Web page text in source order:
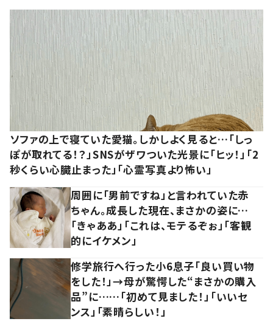
ソファの上で寝ていた愛猫。しかしよく見ると…「しっ
ぽが取れてる！？」SNSがザワついた光景に「ヒッ！」「2
秒くらい心臓止まった」「心霊写真より怖い」
周囲に「男前ですね」と言われていた赤
ちゃん。成長した現在、まさかの姿に…
「きゃああ」「これは、モテるぞぉ」「客観
的にイケメン」
修学旅行へ行った小6息子「良い買い物
をした！」→母が驚愕した“まさかの購入
品”に……「初めて見ました！」「いいセ
ンス」「素晴らしい！」